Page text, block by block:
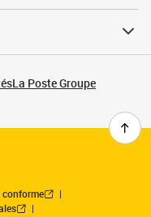
La Poste Groupe
conforme